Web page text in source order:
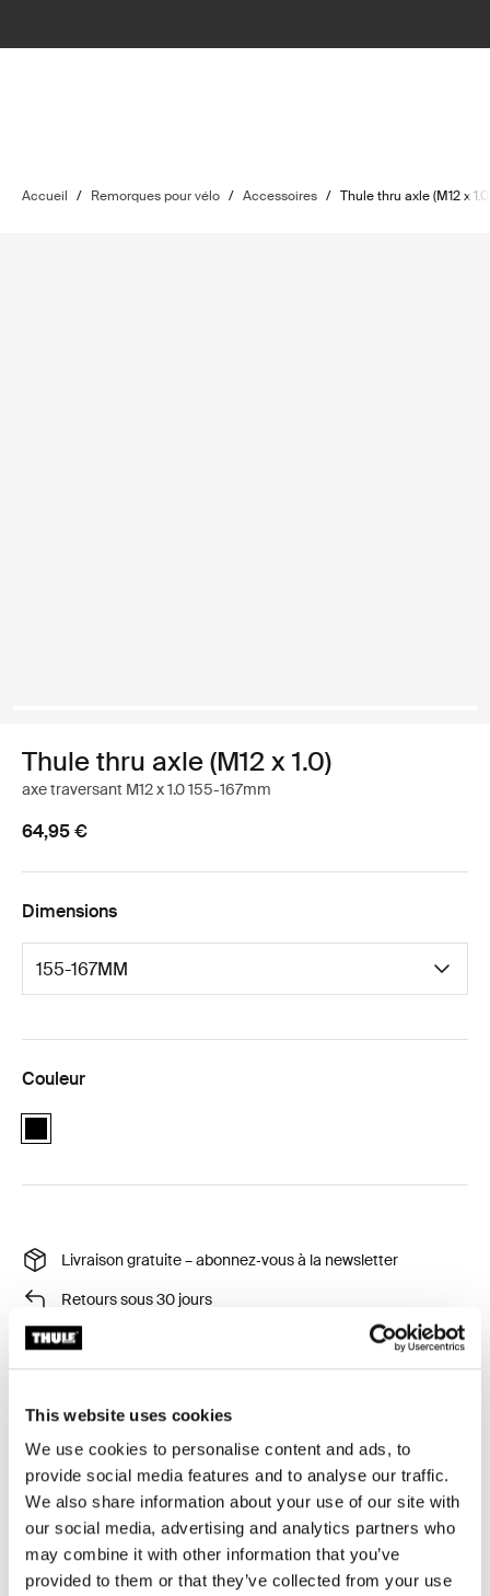
This website uses cookies
We use cookies to personalise content and ads, to
provide social media features and to analyse our traffic.
We also share information about your use of our site with
our social media, advertising and analytics partners who
may combine it with other information that you’ve
provided to them or that they’ve collected from your use
Accueil / Remorques pour vélo / Accessoires / Thule thru axle (M12 x
Thule thru axle (M12 x 1.0)
axe traversant M12 x 1.0 155-167mm
64,95 €
Dimensions
Couleur
Livraison gratuite – abonnez‑vous à la newsletter
Retours sous 30 jours
Garantie Thule
Product Locator by Locally
Adaptateurs pour axes arrières de 12 mm pour la
fixation de votre remorque à votre vélo.